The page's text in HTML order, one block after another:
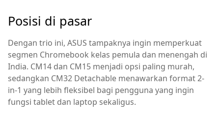
Posisi di pasar
Dengan trio ini, ASUS tampaknya ingin memperkuat
segmen Chromebook kelas pemula dan menengah di
India. CM14 dan CM15 menjadi opsi paling murah,
sedangkan CM32 Detachable menawarkan format 2-
in-1 yang lebih fleksibel bagi pengguna yang ingin
fungsi tablet dan laptop sekaligus.